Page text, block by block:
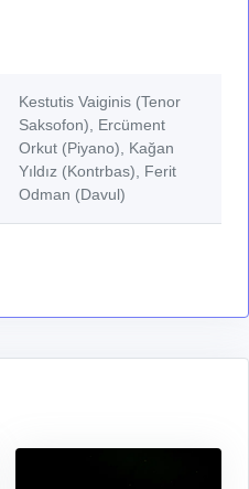
Kestutis Vaiginis (Tenor
Saksofon), Ercüment
Orkut (Piyano), Kağan
Yıldız (Kontrbas), Ferit
Odman (Davul)